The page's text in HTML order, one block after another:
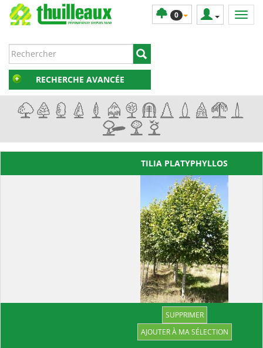
0
RECHERCHE AVANCÉE
TILIA PLATYPHYLLOS
SUPPRIMER